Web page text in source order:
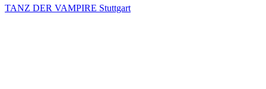
TANZ DER VAMPIRE Stuttgart